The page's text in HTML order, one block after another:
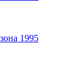
1995